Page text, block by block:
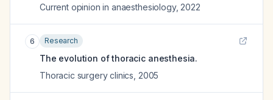
Current opinion in anaesthesiology, 2022
6 Research
The evolution of thoracic anesthesia.
Thoracic surgery clinics 2005